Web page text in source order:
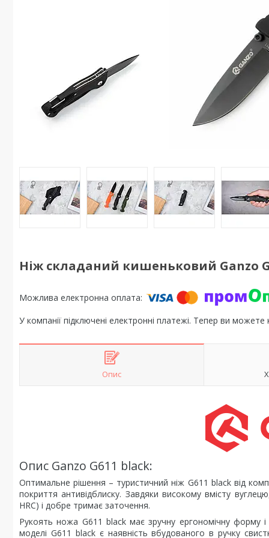
Ніж складаний кишеньковий Ganzo
У компанії підключені електронні платежі. Тепер ви
Опис
Опис Ganzo G611 black:
Оптимальне рішення – туристичний ніж G611 black від
покриття антивідблиску. Завдяки високому вмісту
HRC) і добре тримає заточення.
Рукоять ножа G611 black має зручну ергономічну форму
моделі G611 black є наявність вбудованого в ручку